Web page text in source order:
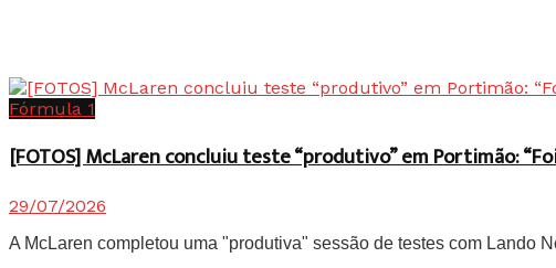
Fórmula 1
[FOTOS] McLaren concluiu teste “produtivo” em Portimão:
29/07/2026
A McLaren completou uma "produtiva" sessão de testes com Lando